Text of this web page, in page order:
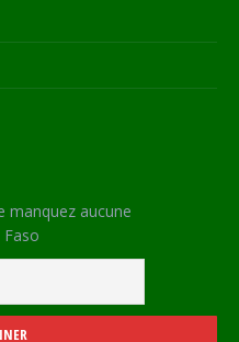
manquez aucune